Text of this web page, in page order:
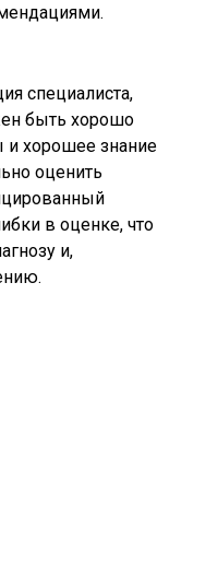
специалиста,
быть хорошо
и хорошее знание
оценить
в оценке, что
и,